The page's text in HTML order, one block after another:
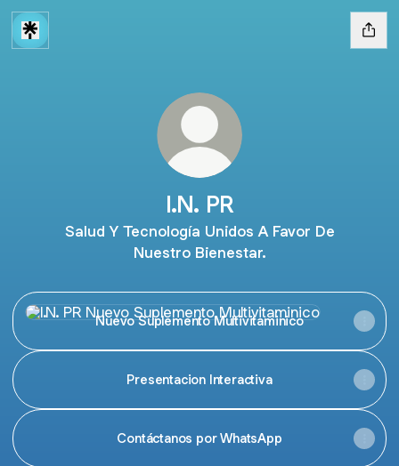
I.N. PR
Salud Y Tecnología Unidos A Favor De
Nuestro Bienestar.
Nuevo Suplemento Multivitaminico
Nuevo Suplemento Multivitaminico
Presentacion Interactiva
Contáctanos por WhatsApp